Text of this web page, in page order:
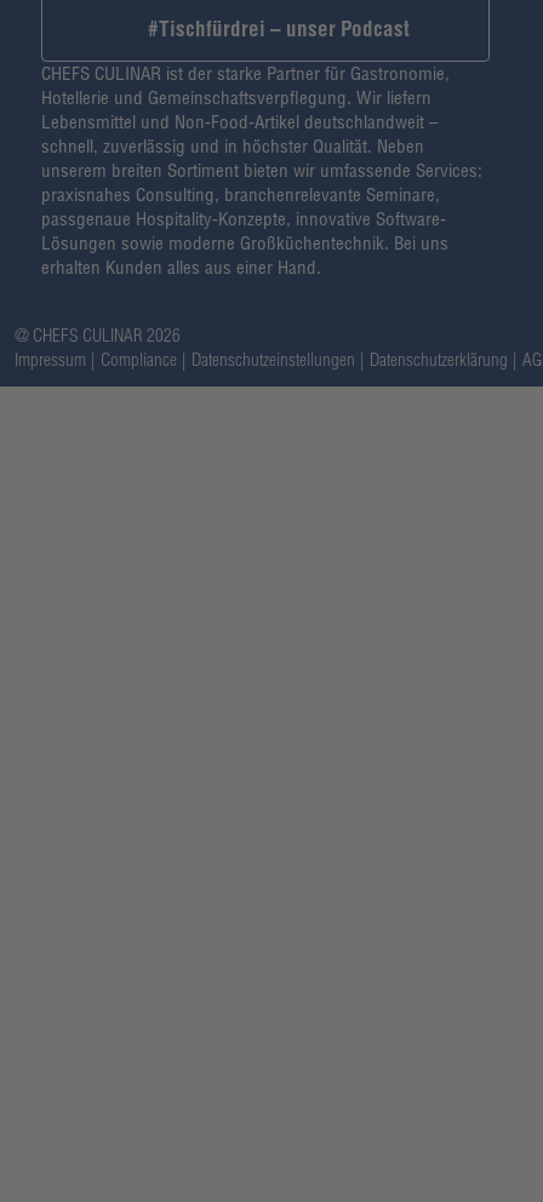
#Tischfürdrei – unser Podcast
CHEFS CULINAR ist der starke Partner für Gastronomie,
Hotellerie und Gemeinschaftsverpflegung. Wir liefern
Lebensmittel und Non-Food-Artikel deutschlandweit –
schnell, zuverlässig und in höchster Qualität. Neben
unserem breiten Sortiment bieten wir umfassende Services:
praxisnahes Consulting, branchenrelevante Seminare,
passgenaue Hospitality-Konzepte, innovative Software-
Lösungen sowie moderne Großküchentechnik. Bei uns
erhalten Kunden alles aus einer Hand.
@ CHEFS CULINAR 2026
Impressum
Compliance Datenschutzeinstellungen Datenschutzerklärung